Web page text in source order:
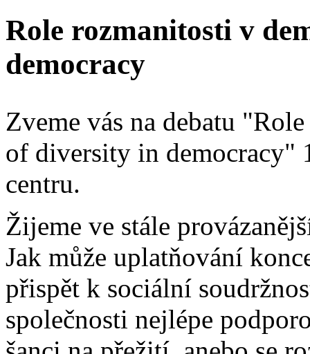
Role rozmanitosti v
democracy
Zveme vás na debatu
of diversity in democracy"
centru.
Žijeme ve stále
Jak může uplatňování
přispět k sociální
společnosti nejlépe